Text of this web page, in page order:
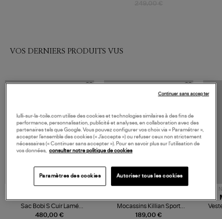
VOS DERNIERS PRODUITS VUS
480,00 €
JEROME DREYFUSS
Sac Bobi S Cuir Lamé
Champagne
189,00 €
TORAL
Mocassins Killian Sport
Mousse
lulli-sur-la-toile.com utilise des cookies et technologies similaires à des fins de
performance, personnalisation, publicité et analyses, en collaboration avec des
partenaires tels que Google. Vous pouvez configurer vos choix via « Paramétrer »,
accepter l’ensemble des cookies (« J’accepte ») ou refuser ceux non strictement
nécessaires (« Continuer sans accepter »). Pour en savoir plus sur l’utilisation de
vos données, consulter notre politique de cookies
Paramètres des cookies Autoriser tous les cookies
Continuer sans accepter